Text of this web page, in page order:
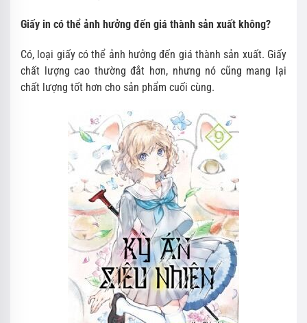
Giấy in có thể ảnh hưởng đến giá thành sản xuất không?
Có, loại giấy có thể ảnh hưởng đến giá thành sản xuất. Giấy
chất lượng cao thường đắt hơn, nhưng nó cũng mang lại
chất lượng tốt hơn cho sản phẩm cuối cùng.